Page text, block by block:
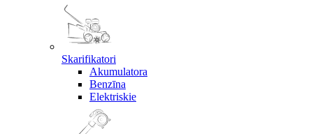
Skarifikatori
Akumulatora
Benzīna
Elektriskie